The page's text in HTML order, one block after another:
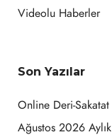
Videolu Haberler
Son Yazılar
Online Deri-Sakatat
Ağustos 2026